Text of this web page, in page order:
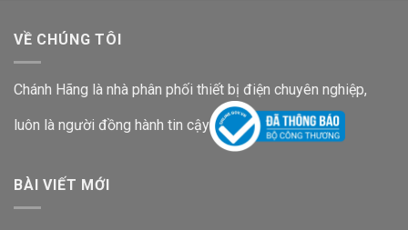
VỀ CHÚNG TÔI
Chánh Hãng là nhà phân phối thiết bị điện chuyên nghiệp,
luôn là người đồng hành tin cậy
BÀI VIẾT MỚI